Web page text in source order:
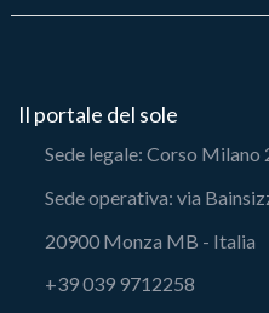
Il portale del sole
Sede legale: Corso Milano
Sede operativa: via
20900 Monza MB - Italia
+39 039 9712258